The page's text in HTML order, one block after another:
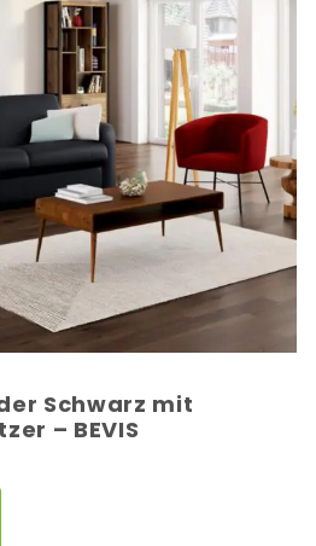
Schwarz mit
– BEVIS